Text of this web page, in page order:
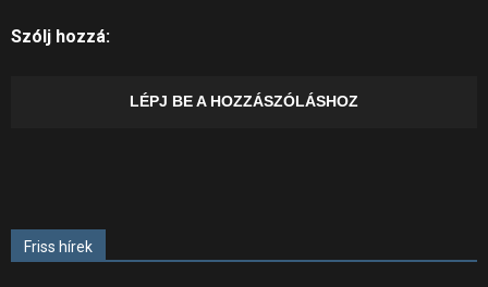
Szólj hozzá:
LÉPJ BE A HOZZÁSZÓLÁSHOZ
Friss hírek